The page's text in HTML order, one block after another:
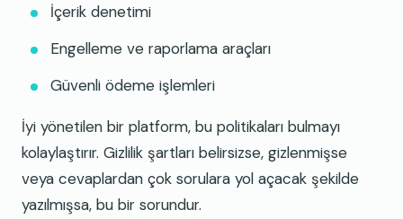
İçerik denetimi
Engelleme ve raporlama araçları
Güvenli ödeme işlemleri
İyi yönetilen bir platform, bu politikaları bulmayı
kolaylaştırır. Gizlilik şartları belirsizse, gizlenmişse
veya cevaplardan çok sorulara yol açacak şekilde
yazılmışsa, bu bir sorundur.